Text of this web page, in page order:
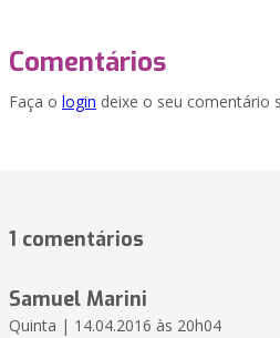
Comentários
Faça o login deixe o seu comentário
1 comentários
Samuel Marini
Quinta | 14.04.2016 às 20h04